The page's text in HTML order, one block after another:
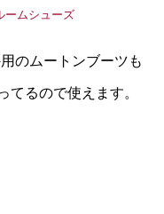
のムートンブーツも
てるので使えます。